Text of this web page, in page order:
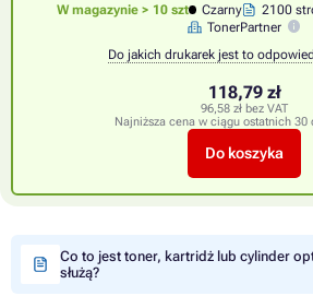
W magazynie > 10 szt Czarny 2100
TonerPartner
Do jakich drukarek jest to
118,79 zł
96,58 zł bez VAT
Najniższa cena w ciągu ostatnich 30
Do koszyka
Co to jest toner, kartridż lub cylinder
służą?